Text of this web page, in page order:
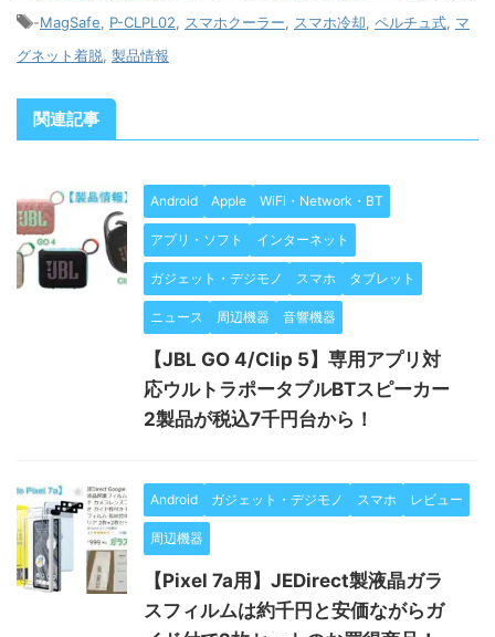
-MagSafe, P-CLPL02, スマホクーラー, スマホ冷却, ペルチュ式, マ
グネット着脱, 製品情報
関連記事
Android Apple WiFi・Network・BT
アプリ・ソフト インターネット
ガジェット・デジモノ スマホ タブレット
ニュース 周辺機器 音響機器
【JBL GO 4/Clip 5】専用アプリ対
応ウルトラポータブルBTスピーカー
2製品が税込7千円台から！
Android ガジェット・デジモノ スマホ レビュー
周辺機器
【Pixel 7a用】JEDirect製液晶ガラ
スフィルムは約千円と安価ながらガ